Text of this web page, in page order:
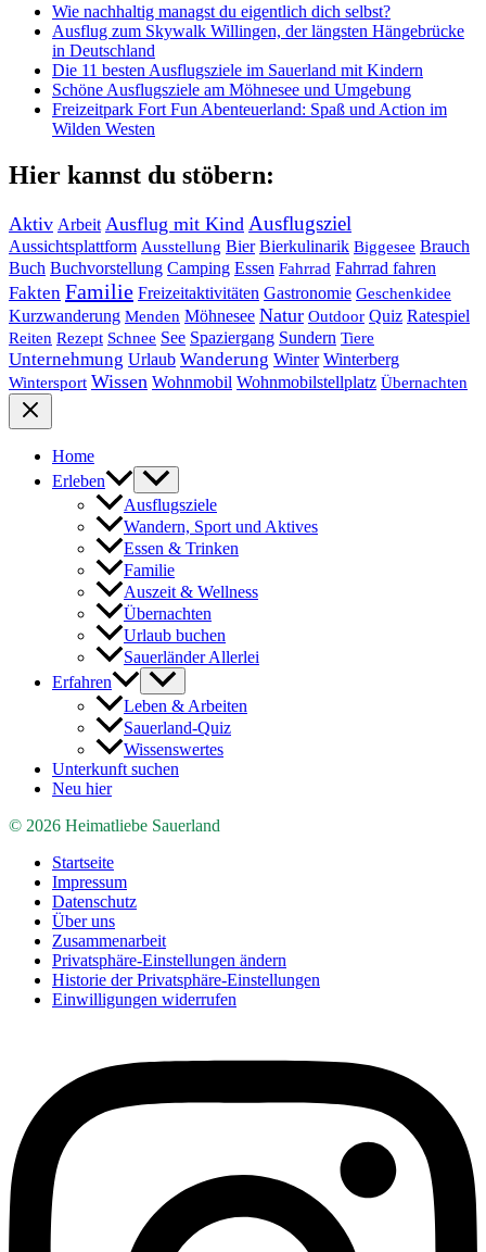
Wie nachhaltig managst du eigentlich dich selbst?
Ausflug zum Skywalk Willingen, der längsten Hängebrücke
in Deutschland
Die 11 besten Ausflugsziele im Sauerland mit Kindern
Schöne Ausflugsziele am Möhnesee und Umgebung
Freizeitpark Fort Fun Abenteuerland: Spaß und Action im
Wilden Westen
Hier kannst du stöbern:
Aktiv Arbeit Ausflug mit Kind Ausflugsziel
Aussichtsplattform Ausstellung Bier Bierkulinarik Biggesee Brauch
Buch Buchvorstellung Camping Essen Fahrrad Fahrrad fahren
Fakten Familie Freizeitaktivitäten Gastronomie Geschenkidee
Kurzwanderung Menden Möhnesee Natur Outdoor Quiz Ratespiel
Reiten Rezept Schnee See Spaziergang Sundern Tiere
Unternehmung Urlaub Wanderung Winter Winterberg
Wintersport Wissen Wohnmobil Wohnmobilstellplatz Übernachten
Home
Erleben
Ausflugsziele
Wandern, Sport und Aktives
Essen & Trinken
Familie
Auszeit & Wellness
Übernachten
Urlaub buchen
Sauerländer Allerlei
Erfahren
Leben & Arbeiten
Sauerland-Quiz
Wissenswertes
Unterkunft suchen
Neu hier
© 2026 Heimatliebe Sauerland
Startseite
Impressum
Datenschutz
Über uns
Zusammenarbeit
Privatsphäre-Einstellungen ändern
Historie der Privatsphäre-Einstellungen
Einwilligungen widerrufen